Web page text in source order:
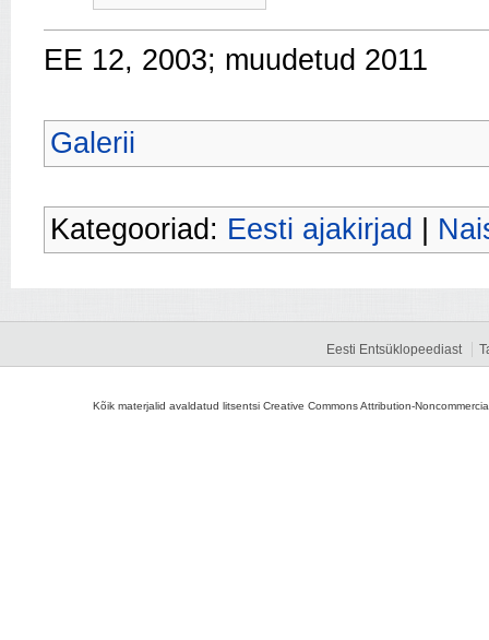
EE 12, 2003; muudetud 2011
Galerii
Kategooriad: Eesti ajakirjad
Eesti Entsüklopeediast
Kõik materjalid avaldatud litsentsi Creative Commons Attribution-